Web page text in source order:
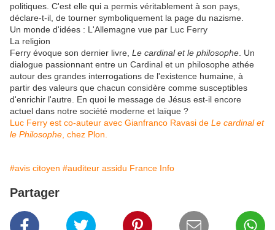
politiques. C'est elle qui a permis véritablement à son pays,
déclare-t-il, de tourner symboliquement la page du nazisme.
Un monde d'idées : L'Allemagne vue par Luc Ferry
La religion
Ferry évoque son dernier livre, Le cardinal et le philosophe . Un
dialogue passionnant entre un Cardinal et un philosophe athée
autour des grandes interrogations de l'existence humaine, à
partir des valeurs que chacun considère comme susceptibles
d'enrichir l'autre. En quoi le message de Jésus est-il encore
actuel dans notre société moderne et laïque ?
Luc Ferry est co-auteur avec Gianfranco Ravasi de Le cardinal et
le Philosophe , chez Plon.
#avis citoyen #auditeur assidu France Info
Partager